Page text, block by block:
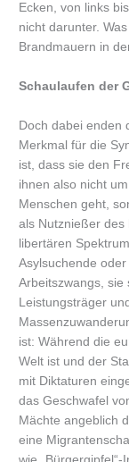
Ecken, von links
nicht darunter.
Brandmauern in
Schaulaufen der
Doch dabei enden
Merkmal für die
ist, dass sie den
ihnen also nicht
Menschen geht,
als Nutznießer des
libertären
Asylsuchende
Arbeitszwangs, sie
Leistungsträger
ist: Während die
Welt ist und der
mit Diktaturen
das Geschwafel
Mächte angeblich
eine